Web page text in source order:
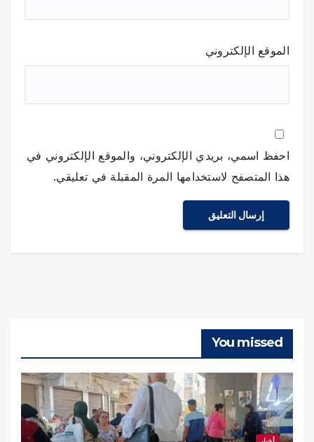
الموقع الإلكتروني
احفظ اسمي، بريدي الإلكتروني، والموقع الإلكتروني في
هذا المتصفح لاستخدامها المرة المقبلة في تعليقي.
You missed